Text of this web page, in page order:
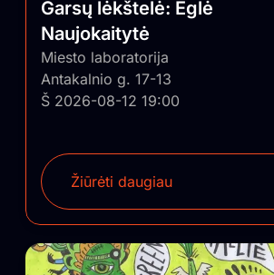
Garsų lėkštelė: Eglė
Naujokaitytė
Miesto laboratorija
Antakalnio g. 17-13
Š 2026-08-12 19:00
Žiūrėti daugiau